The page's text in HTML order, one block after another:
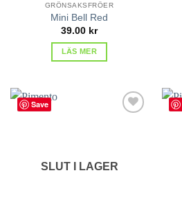
GRÖNSAKSFRÖER
Mini Bell Red
39.00 kr
LÄS MER
Save
SLUT I LAGER